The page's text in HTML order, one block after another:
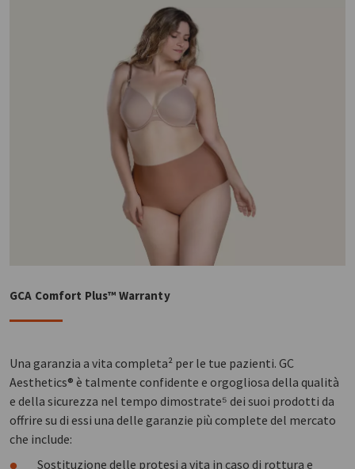
GCA Comfort Plus™ Warranty
Una garanzia a vita completa² per le tue pazienti. GC
Aesthetics® è talmente confidente e orgogliosa della qualità
e della sicurezza nel tempo dimostrate⁵ dei suoi prodotti da
offrire su di essi una delle garanzie più complete del mercato
che include:
Sostituzione delle protesi a vita in caso di rottura e